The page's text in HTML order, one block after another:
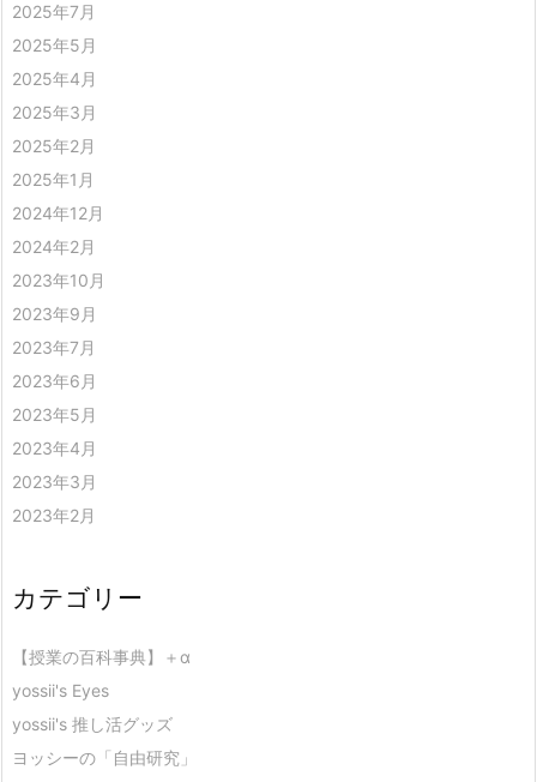
2025年7月
2025年5月
2025年4月
2025年3月
2025年2月
2025年1月
2024年12月
2024年2月
2023年10月
2023年9月
2023年7月
2023年6月
2023年5月
2023年4月
2023年3月
2023年2月
カテゴリー
【授業の百科事典】＋α
yossii's Eyes
yossii's 推し活グッズ
ヨッシーの「自由研究」